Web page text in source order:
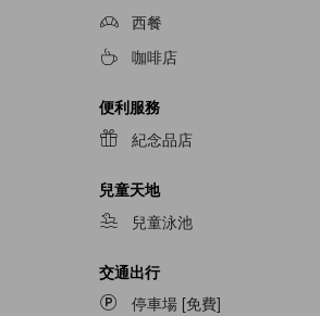
西餐
咖啡店
便利服務
紀念品店
兒童天地
兒童泳池
交通出行
停車場 [免費]